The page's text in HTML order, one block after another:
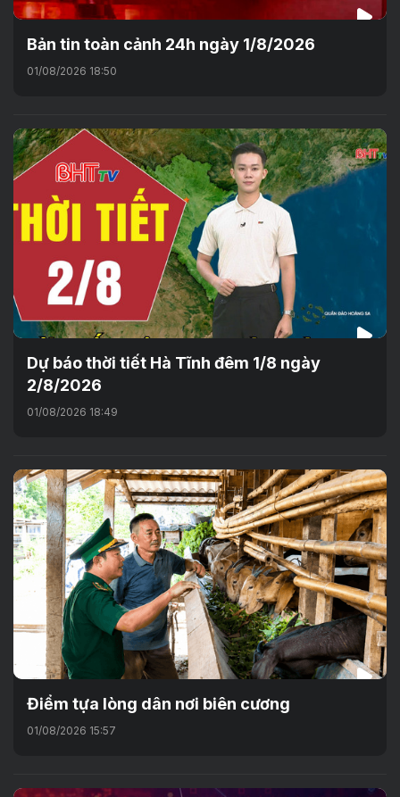
Bản tin toàn cảnh 24h ngày 1/8/2026
01/08/2026 18:50
Dự báo thời tiết Hà Tĩnh đêm 1/8 ngày
2/8/2026
01/08/2026 18:49
Điểm tựa lòng dân nơi biên cương
01/08/2026 15:57